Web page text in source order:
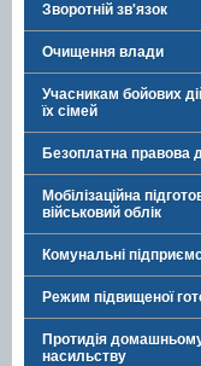
Зворотній зв'язок
Очищення влади
Учасникам бойових
їх сімей
Безоплатна правова
Мобілізаційна
військовий облік
Комунальні
Режим підвищеної
Протидія
насильству